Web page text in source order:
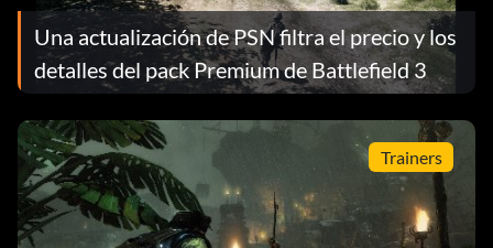
Una actualización de PSN filtra el precio y los
detalles del pack Premium de Battlefield 3
Trainers